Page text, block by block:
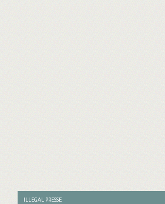
ILLEGAL PRESSE